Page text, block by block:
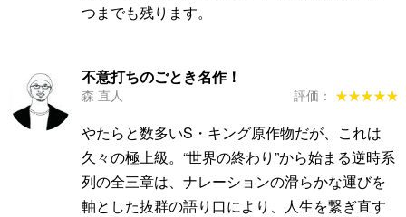
つまでも残ります。
不意打ちのごとき名作！
森 直人 評価： ★★★★★
★★★★★
やたらと数多いS・キング原作物だが、これは
久々の極上級。“世界の終わり”から始まる逆時系
列の全三章は、ナレーションの滑らかな運びを
軸とした抜群の語り口により、人生を繋ぎ直す